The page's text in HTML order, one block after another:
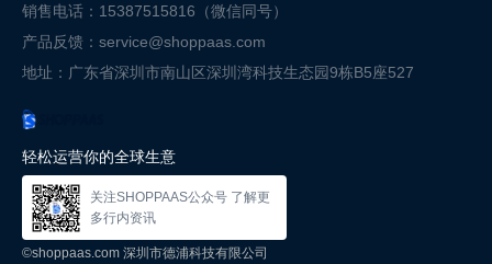
轻松运营你的全球生意
关注SHOPPAAS公众号 了解更
多行内资讯
©shoppaas.com 深圳市德浦科技有限公司
销售电话：15387515816（微信同号）
产品反馈：service@shoppaas.com
地址：广东省深圳市南山区深圳湾科技生态园9栋B5座527